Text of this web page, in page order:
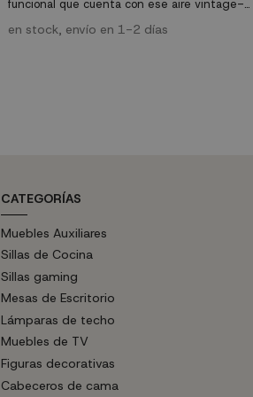
funcional que cuenta con ese aire vintage-
Hazte con él al mejor precio online y pon en tu
en stock, envío en 1-2 días
CATEGORÍAS
Muebles Auxiliares
Sillas de Cocina
Sillas gaming
Mesas de Escritorio
Lámparas de techo
Muebles de TV
Figuras decorativas
Cabeceros de cama